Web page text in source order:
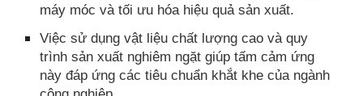
máy móc và tối ưu hóa hiệu quả sản xuất.
Việc sử dụng vật liệu chất lượng cao và quy
trình sản xuất nghiêm ngặt giúp tấm cảm ứng
này đáp ứng các tiêu chuẩn khắt khe của ngành